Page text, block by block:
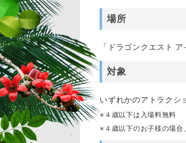
場所
「ドラゴンクエスト
対象
いずれかのアトラクシ
※４歳以下は入場料無料
※４歳以下のお子様の場合